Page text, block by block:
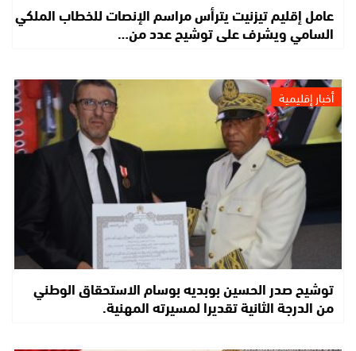
عامل إقليم تيزنيت يترأس مراسم الإنصات للخطاب الملكي
السامي ويشرف على توشيح عدد من…
أخبار إقليمية
توشيح صدر الحسين بوبديه بوسام الاستحقاق الوطني
من الدرجة الثانية تقديرا لمسيرته المهنية.